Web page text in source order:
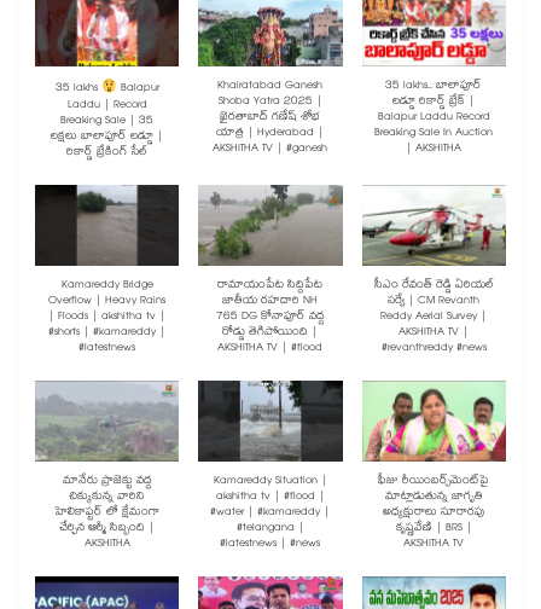
35 lakhs Balapur
Laddu | Record
Breaking Sale | 35
లక్షలు బాలాపూర్ లడ్డూ |
రికార్డ్ బ్రేకింగ్ సేల్
Khairatabad Ganesh
Shoba Yatra 2025 |
ఖైరతాబాద్ గణేష్ శోభ
యాత్ర | Hyderabad |
AKSHITHA TV | #ganesh
35 lakhs.. బాలాపూర్
లడ్డూ రికార్డ్ బ్రేక్ |
Balapur Laddu Record
Breaking Sale In Auction
| AKSHITHA
Kamareddy Bridge
Overflow | Heavy Rains
| Floods | akshitha tv |
#shorts | #kamareddy |
#latestnews
రామాయంపేట సిద్దిపేట
జాతీయ రహదారి NH
765 DG కోనాపూర్ వద్ద
రోడ్డు తెగిపోయింది |
AKSHITHA TV | #flood
సీఎం రేవంత్ రెడ్డి ఏరియల్
సర్వే | CM Revanth
Reddy Aerial Survey |
AKSHITHA TV |
#revanthreddy #news
మానేరు ప్రాజెక్టు వద్ద
చిక్కుకున్న వారిని
హెలికాప్టర్ లో క్షేమంగా
చేర్చిన ఆర్మీ సిబ్బంది |
AKSHITHA
Kamareddy Situation |
akshitha tv | #flood |
#water | #kamareddy |
#telangana |
#latestnews | #news
ఫీజు రీయింబర్స్‌మెంట్‌పై
మాట్లాడుతున్న జాగృతి
అధ్యక్షురాలు సూరారపు
కృష్ణవేణి | BRS |
AKSHITHA TV